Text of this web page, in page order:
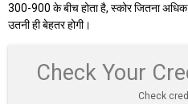
300-900 के बीच होता है, स्कोर जितना अधिक
उतनी ही बेहतर होगी।
Check Your
Check